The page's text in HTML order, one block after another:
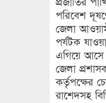
পরিবেশ
জেলা
পর্যটক
এগিয়ে আসে
জেলা
কর্তৃপক্ষের
রাশেদসহ